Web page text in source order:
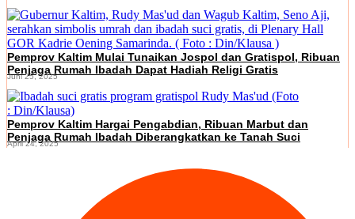
Pemprov Kaltim Mulai Tunaikan Jospol dan Gratispol, Ribuan
Penjaga Rumah Ibadah Dapat Hadiah Religi Gratis
Juni 25, 2025
Pemprov Kaltim Hargai Pengabdian, Ribuan Marbut dan
Penjaga Rumah Ibadah Diberangkatkan ke Tanah Suci
April 24, 2025